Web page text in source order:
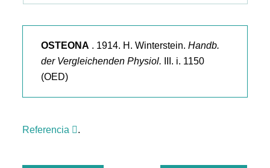
OSTEONA . 1914. H. Winterstein.Handb.
der Vergleichenden Physiol. III. i. 1150
(OED)
Referencia .